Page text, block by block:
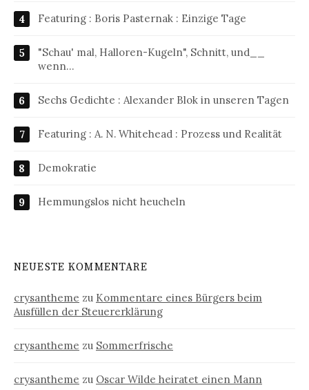
Featuring : Boris Pasternak : Einzige Tage
"Schau' mal, Halloren-Kugeln", Schnitt, und__
wenn…
Sechs Gedichte : Alexander Blok in unseren Tagen
Featuring : A. N. Whitehead : Prozess und Realität
Demokratie
Hemmungslos nicht heucheln
NEUESTE KOMMENTARE
crysantheme zu Kommentare eines Bürgers beim
Ausfüllen der Steuererklärung
crysantheme zu Sommerfrische
crysantheme zu Oscar Wilde heiratet einen Mann